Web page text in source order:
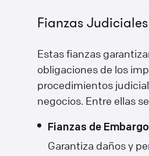
Fianzas Judiciales
Estas fianzas
obligaciones de los
procedimientos
negocios. Entre ellas
Fianzas de
Garantiza daños y